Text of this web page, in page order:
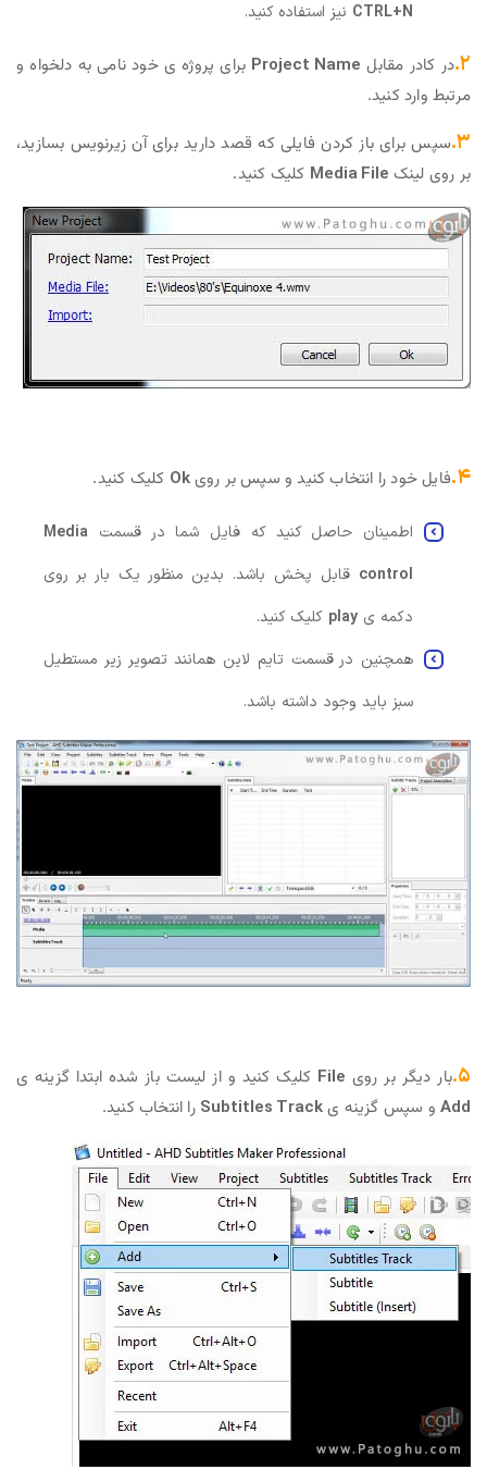
CTRL+N نیز استفاده کنید.
۲. در کادر مقابل Project Name برای پروژه ی خود نامی به دلخواه و
مرتبط وارد کنید.
۳. سپس برای باز کردن فایلی که قصد دارید برای آن زیرنویس بسازید،
بر روی لینک Media File کلیک کنید.
۴. فایل خود را انتخاب کنید و سپس بر رویOk کلیک کنید.
اطمینان حاصل کنید که فایل شما در قسمت Media
control قابل پخش باشد. بدین منظور یک بار بر روی
دکمه ی play کلیک کنید.
همچنین در قسمت تایم لاین همانند تصویر زیر مستطیل
سبز باید وجود داشته باشد.
۵. بار دیگر بر روی File کلیک کنید و از لیست باز شده ابتدا گزینه ی
Add و سپس گزینه یSubtitles Track را انتخاب کنید.